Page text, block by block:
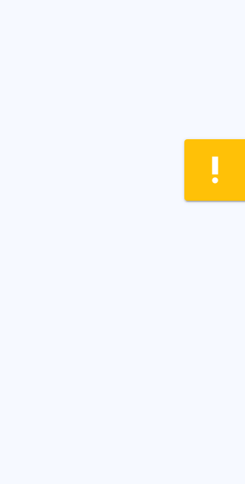
priority_high